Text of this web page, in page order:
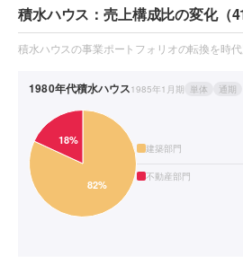
積水ハウス：売上構成比の変化（
積水ハウスの事業ポートフォリオの転換を時
1980年代積水ハウス1985年1月期 単体 通期
建築部門
不動産部門